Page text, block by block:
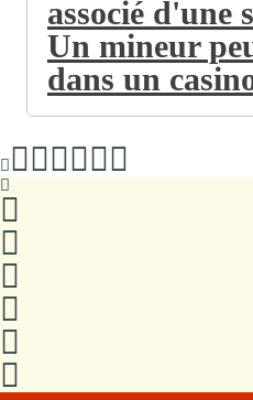
associé d'une
Un mineur
dans un